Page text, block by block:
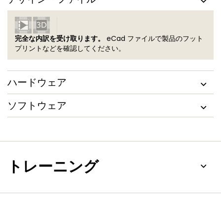
完全な内訳を受け取ります。
eCad ファイルで製品のフット
プリントなどを確認してください。
ハードウェア
ソフトウェア
トレーニング